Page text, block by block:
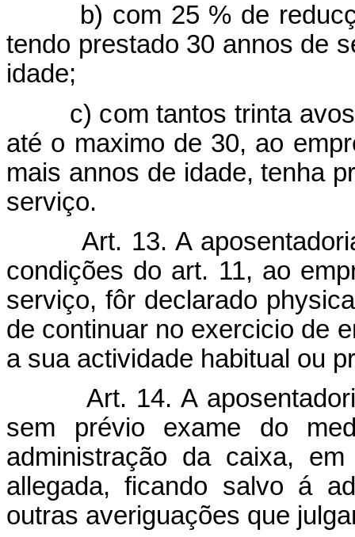
b) com 25 % de
tendo prestado 30 annos de
idade;
c) com tantos trinta avos
até o maximo de 30, ao
mais annos de idade, tenha
serviço.
Art. 13. A
condições do art. 11, ao
serviço, fôr declarado
de continuar no exercicio de
a sua actividade habitual ou
Art. 14. A
sem prévio exame do
administração da caixa,
allegada, ficando salvo á
outras averiguações que